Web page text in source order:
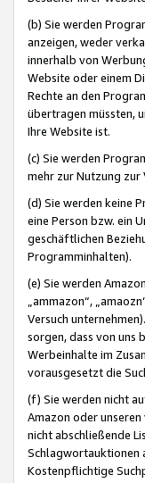
(b) Sie werden
anzeigen, weder
innerhalb von
Website oder einem
Rechte an den
übertragen müssten,
Ihre Website ist.
(c) Sie werden
mehr zur Nutzung
(d) Sie werden keine
eine Person bzw. ein
geschäftlichen
Programminhalten).
(e) Sie werden
„ammazon“,
Versuch
sorgen, dass von uns
Werbeinhalte im
vorausgesetzt die
(f) Sie werden nicht
Amazon oder
nicht abschließende
Schlagwortauktionen
Kostenpflichtige